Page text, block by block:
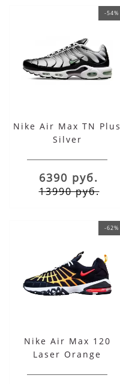
-54%
Nike Air Max TN Plus
Silver
6390 руб.
13990 руб.
-62%
Nike Air Max 120
Laser Orange